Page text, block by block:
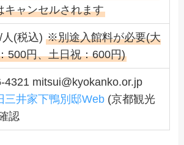
キャンセルされます
(税込) ※別途入館料が必要(大
500円、土日祝：600円)
4321 mitsui@kyokanko.or.jp
三井家下鴨別邸Web(京都観光
認